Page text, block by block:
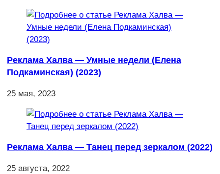
Реклама Халва — Умные недели (Елена
Подкаминская) (2023)
25 мая, 2023
Реклама Халва — Танец перед зеркалом (2022)
25 августа, 2022